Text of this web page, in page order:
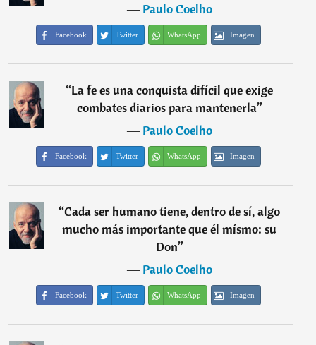
―Paulo Coelho
Facebook Twitter WhatsApp Imagen
“La fe es una conquista difícil que exige
combates diarios para mantenerla”
―Paulo Coelho
Facebook Twitter WhatsApp Imagen
“Cada ser humano tiene, dentro de sí, algo
mucho más importante que él mísmo: su
Don”
―Paulo Coelho
Facebook Twitter WhatsApp Imagen